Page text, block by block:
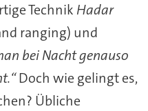
Technik Hadar
ranging) und
bei Nacht genauso
Doch wie gelingt es,
Übliche